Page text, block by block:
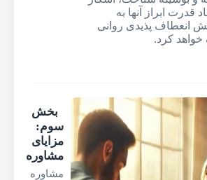
قدرت ابراز آنها به
انعطاف پذیدی روانی
کرد.
بخش
سوم:
مزایای
مشاوره
مشاوره